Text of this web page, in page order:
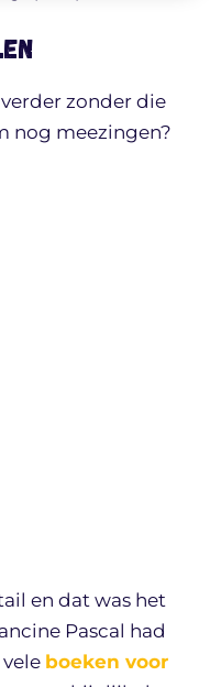
zonder die
nog meezingen?
en dat was het
Pascal had
boeken voor